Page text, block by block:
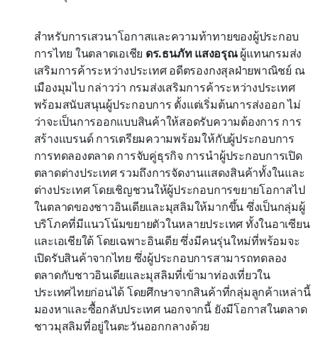
สำหรับการเสวนาโอกาสและความท้าทายของผู้ประกอบ
การไทย ในตลาดเอเชีย ดร.ธนภัท แสงอรุณผู้แทนกรมส่ง
เสริมการค้าระหว่างประเทศ อดีตรองกงสุลฝ่ายพาณิชย์ ณ
เมืองมุมไบ กล่าวว่า กรมส่งเสริมการค้าระหว่างประเทศ
พร้อมสนับสนุนผู้ประกอบการ ตั้งแต่เริ่มต้นการส่งออก ไม่
ว่าจะเป็นการออกแบบสินค้าให้สอดรับความต้องการ การ
สร้างแบรนด์ การเตรียมความพร้อมให้กับผู้ประกอบการ
การทดลองตลาด การจับคู่ธุรกิจ การนำผู้ประกอบการเปิด
ตลาดต่างประเทศ รวมถึงการจัดงานแสดงสินค้าทั้งในและ
ต่างประเทศ โดยเชิญชวนให้ผู้ประกอบการขยายโอกาสไป
ในตลาดของชาวอินเดียและมุสลิมให้มากขึ้น ซึ่งเป็นกลุ่มผู้
บริโภคที่มีแนวโน้มขยายตัวในหลายประเทศ ทั้งในอาเซียน
และเอเชียใต้ โดยเฉพาะอินเดีย ซึ่งมีคนรุ่นใหม่ที่พร้อมจะ
เปิดรับสินค้าจากไทย ซึ่งผู้ประกอบการสามารถทดลอง
ตลาดกับชาวอินเดียและมุสลิมที่เข้ามาท่องเที่ยวใน
ประเทศไทยก่อนได้ โดยศึกษาจากสินค้าที่กลุ่มลูกค้าเหล่านี้
มองหาและซื้อกลับประเทศ นอกจากนี้ ยังมีโอกาสในตลาด
ชาวมุสลิมที่อยู่ในตะวันออกกลางด้วย